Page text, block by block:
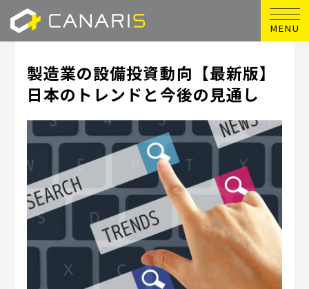
MENU
製造業の設備投資動向【最新版】
日本のトレンドと今後の見通し